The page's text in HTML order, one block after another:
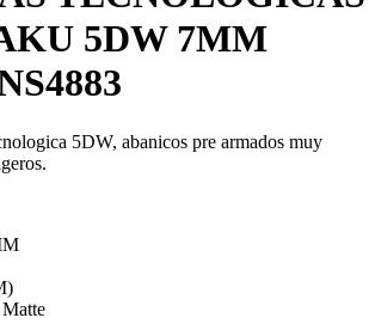
5DW 7MM
5DW, abanicos pre armados muy